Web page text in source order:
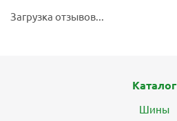
Загрузка отзывов...
Каталог
Шины